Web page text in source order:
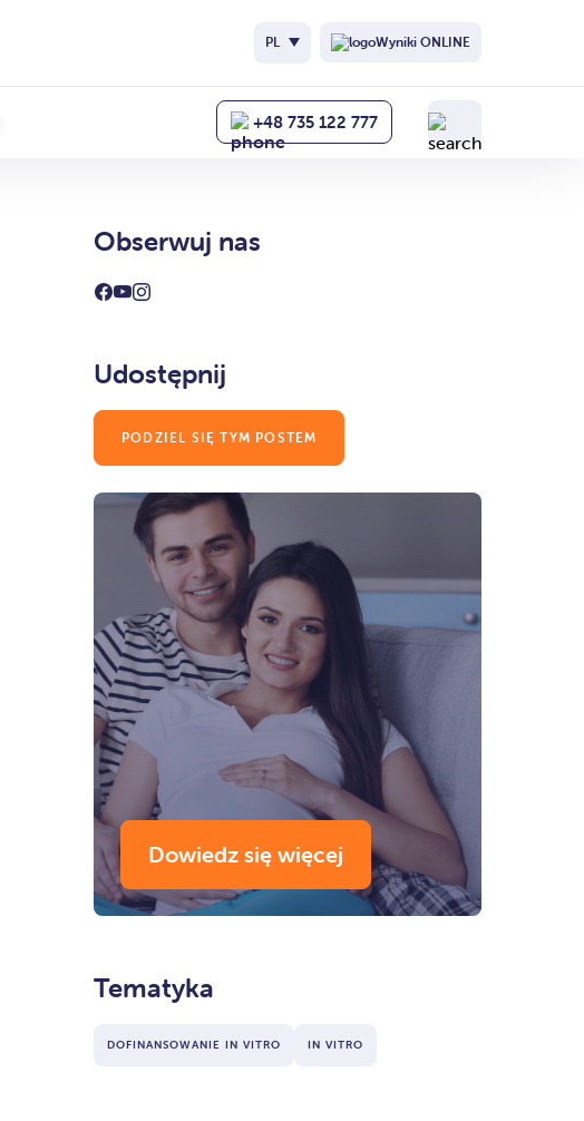
PL Wyniki ONLINE
+48 735 122 777
Obserwuj nas
Udostępnij
PODZIEL SIĘ TYM POSTEM
Dowiedz się więcej
Tematyka
DOFINANSOWANIE IN VITRO IN VITRO